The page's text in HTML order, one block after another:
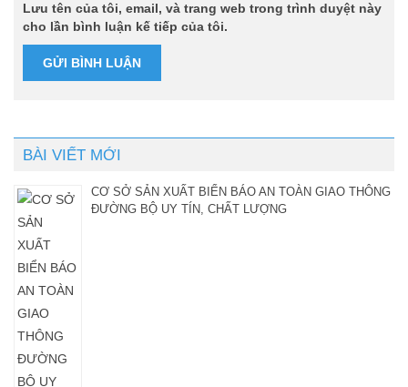
Lưu tên của tôi, email, và trang web trong trình duyệt này
cho lần bình luận kế tiếp của tôi.
BÀI VIẾT MỚI
CƠ SỞ SẢN XUẤT BIỂN BÁO AN TOÀN GIAO THÔNG
ĐƯỜNG BỘ UY TÍN, CHẤT LƯỢNG